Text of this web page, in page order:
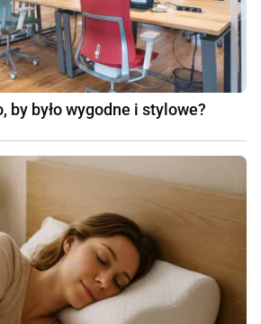
by było wygodne i stylowe?